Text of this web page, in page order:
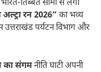
तिब्बत सीमा से लगी
रन 2026” का भव्य
पर्यटन विभाग और
का संगमनीति घाटी अपनी